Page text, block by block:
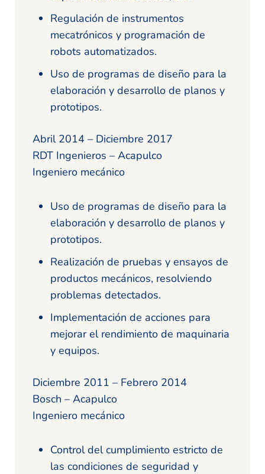
Regulación de instrumentos
mecatrónicos y programación de
robots automatizados.
Uso de programas de diseño para la
elaboración y desarrollo de planos y
prototipos.
Abril 2014 – Diciembre 2017
RDT Ingenieros – Acapulco
Ingeniero mecánico
Uso de programas de diseño para la
elaboración y desarrollo de planos y
prototipos.
Realización de pruebas y ensayos de
productos mecánicos, resolviendo
problemas detectados.
Implementación de acciones para
mejorar el rendimiento de maquinaria
y equipos.
Diciembre 2011 – Febrero 2014
Bosch – Acapulco
Ingeniero mecánico
Control del cumplimiento estricto de
las condiciones de seguridad y